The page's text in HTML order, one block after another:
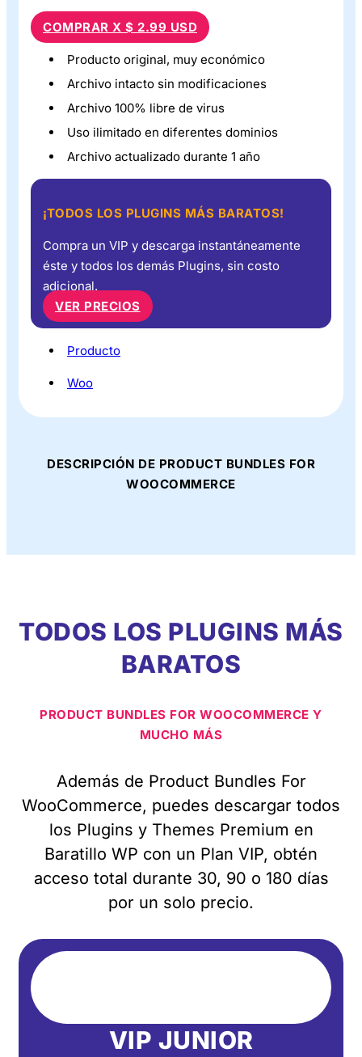
COMPRAR X $ 2.99 USD
Producto original, muy económico
Archivo intacto sin modificaciones
Archivo 100% libre de virus
Uso ilimitado en diferentes dominios
Archivo actualizado durante 1 año
¡TODOS LOS PLUGINS MÁS BARATOS!
Compra un VIP y descarga instantáneamente
éste y todos los demás Plugins, sin costo
adicional.
VER PRECIOS
Producto
Woo
DESCRIPCIÓN DE PRODUCT BUNDLES FOR
WOOCOMMERCE
TODOS LOS PLUGINS MÁS
BARATOS
PRODUCT BUNDLES FOR WOOCOMMERCE Y
MUCHO MÁS
Además de Product Bundles For
WooCommerce, puedes descargar todos
los Plugins y Themes Premium en
Baratillo WP con un Plan VIP, obtén
acceso total durante 30, 90 o 180 días
por un solo precio.
VIP JUNIOR